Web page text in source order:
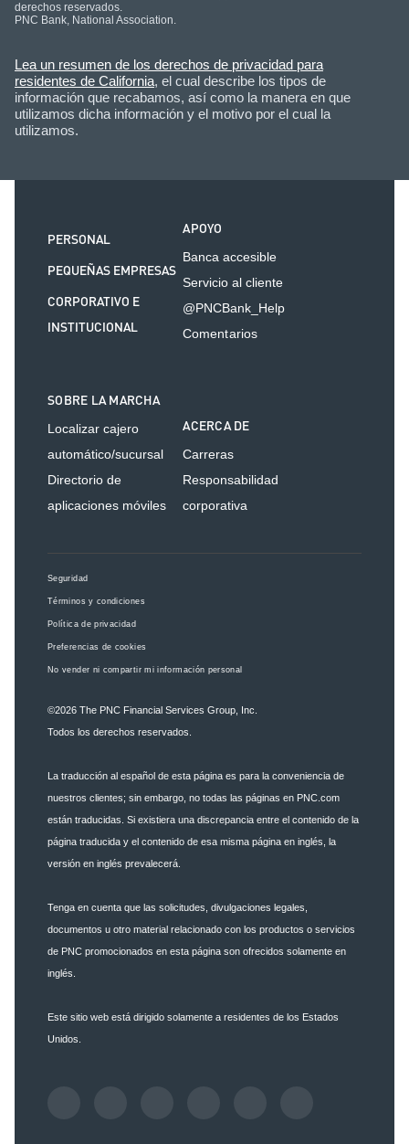
derechos reservados.
PNC Bank, National Association.
Lea un resumen de los derechos de privacidad para
residentes de California, el cual describe los tipos de
información que recabamos, así como la manera en que
utilizamos dicha información y el motivo por el cual la
utilizamos.
PERSONAL
PEQUEÑAS EMPRESAS
CORPORATIVO E
INSTITUCIONAL
APOYO
Banca accesible
Servicio al cliente
@PNCBank_Help
Comentarios
SOBRE LA MARCHA
Localizar cajero
automático/sucursal
Directorio de
aplicaciones móviles
ACERCA DE
Carreras
Responsabilidad
corporativa
Seguridad
Términos y condiciones
Política de privacidad
Preferencias de cookies
No vender ni compartir mi información personal
©2026 The PNC Financial Services Group, Inc.
Todos los derechos reservados.
La traducción al español de esta página es para la conveniencia de
nuestros clientes; sin embargo, no todas las páginas en PNC.com
están traducidas. Si existiera una discrepancia entre el contenido de la
página traducida y el contenido de esa misma página en inglés, la
versión en inglés prevalecerá.
Tenga en cuenta que las solicitudes, divulgaciones legales,
documentos u otro material relacionado con los productos o servicios
de PNC promocionados en esta página son ofrecidos solamente en
inglés.
Este sitio web está dirigido solamente a residentes de los Estados
Unidos.